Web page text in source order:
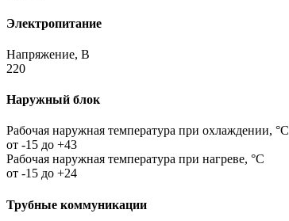
Электропитание
Напряжение, В
220
Наружный блок
Рабочая наружная температура при охлаждении, °C
от -15 до +43
Рабочая наружная температура при нагреве, °C
от -15 до +24
Трубные коммуникации